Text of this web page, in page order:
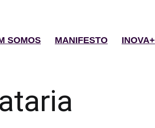
SOMOS MANIFESTO INOVA+